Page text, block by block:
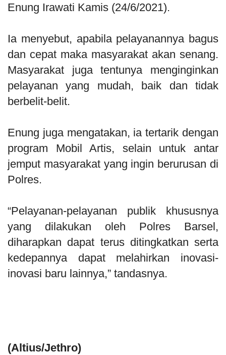
Enung Irawati Kamis (24/6/2021).
Ia menyebut, apabila pelayanannya bagus
dan cepat maka masyarakat akan senang.
Masyarakat juga tentunya menginginkan
pelayanan yang mudah, baik dan tidak
berbelit-belit.
Enung juga mengatakan, ia tertarik dengan
program Mobil Artis, selain untuk antar
jemput masyarakat yang ingin berurusan di
Polres.
“Pelayanan-pelayanan publik khususnya
yang dilakukan oleh Polres Barsel,
diharapkan dapat terus ditingkatkan serta
kedepannya dapat melahirkan inovasi-
inovasi baru lainnya,” tandasnya.
(Altius/Jethro)